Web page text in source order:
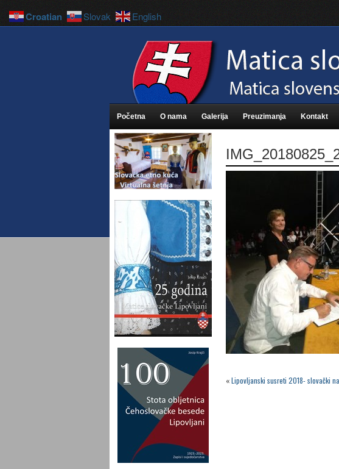
Početna O nama Galerija Preuzimanja Kontakt
«Lipovljanski susreti 2018- slovački
Croatian Slovak English